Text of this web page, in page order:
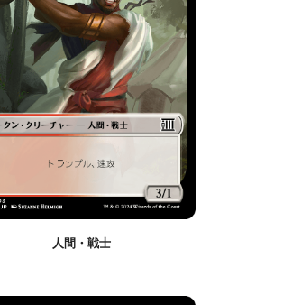
人間・戦士